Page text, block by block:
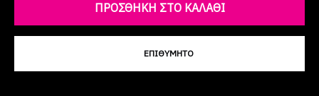
ΠΡΟΣΘΉΚΗ ΣΤΟ ΚΑΛΆΘΙ
ΕΠΙΘΥΜΗΤΌ